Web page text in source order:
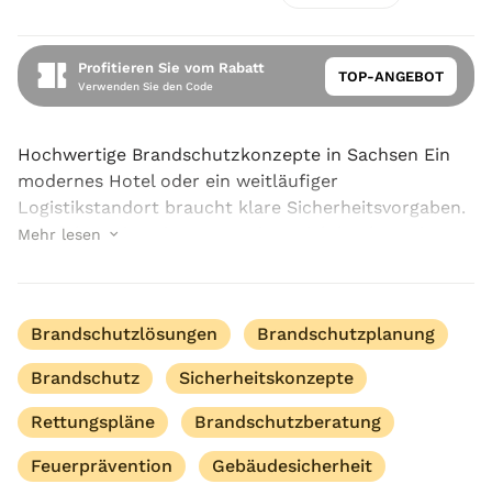
Profitieren Sie vom Rabatt
Verwenden Sie den Code
TOP-ANGEBOT
Hochwertige Brandschutzkonzepte in Sachsen Ein
modernes Hotel oder ein weitläufiger
Logistikstandort braucht klare Sicherheitsvorgaben.
In solchen Situationen erweisen sich hochwertige
Mehr lesen
Brandschutzlösungen Brandschutzplanung
Brandschutz Sicherheitskonzepte
Rettungspläne Brandschutzberatung
Feuerprävention Gebäudesicherheit